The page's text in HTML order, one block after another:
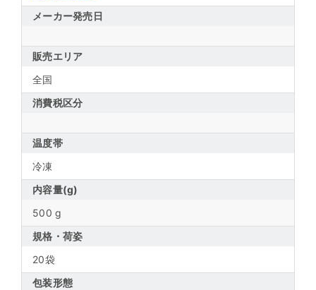
メーカー発売日
販売エリア
全国
消費税区分
温度帯
冷凍
内容量(g)
500 g
規格・荷姿
20袋
包装形態